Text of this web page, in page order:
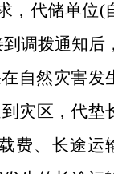
，代储单位(
调拨通知后
自然灾害发
灾区，代垫
费、长途运